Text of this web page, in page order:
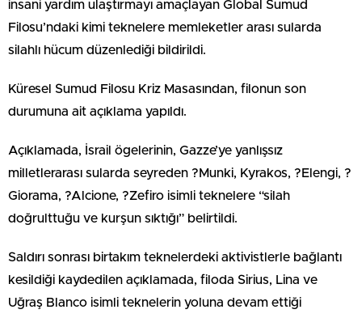
insani yardım ulaştırmayı amaçlayan Global Sumud
Filosu’ndaki kimi teknelere memleketler arası sularda
silahlı hücum düzenlediği bildirildi.
Küresel Sumud Filosu Kriz Masasından, filonun son
durumuna ait açıklama yapıldı.
Açıklamada, İsrail ögelerinin, Gazze’ye yanlışsız
milletlerarası sularda seyreden ?Munki, Kyrakos, ?Elengi, ?
Giorama, ?Alcione, ?Zefiro isimli teknelere “silah
doğrulttuğu ve kurşun sıktığı” belirtildi.
Saldırı sonrası birtakım teknelerdeki aktivistlerle bağlantı
kesildiği kaydedilen açıklamada, filoda Sirius, Lina ve
Uğraş Blanco isimli teknelerin yoluna devam ettiği